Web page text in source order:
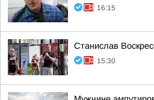
16:15
Станислав
15:30